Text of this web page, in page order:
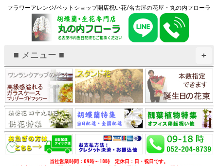
フラワーアレンジ/ペットショップ開店祝い花/名古屋の花屋・丸の内フローラ
+
■ メニュー ■
当社営業時間：09時～18時 定休日：日・祝日です。